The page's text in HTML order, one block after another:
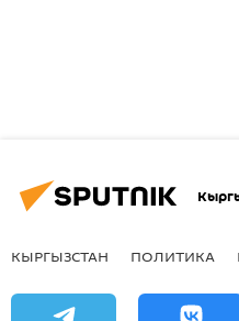
КЫРГЫЗСТАН ПОЛИТИКА